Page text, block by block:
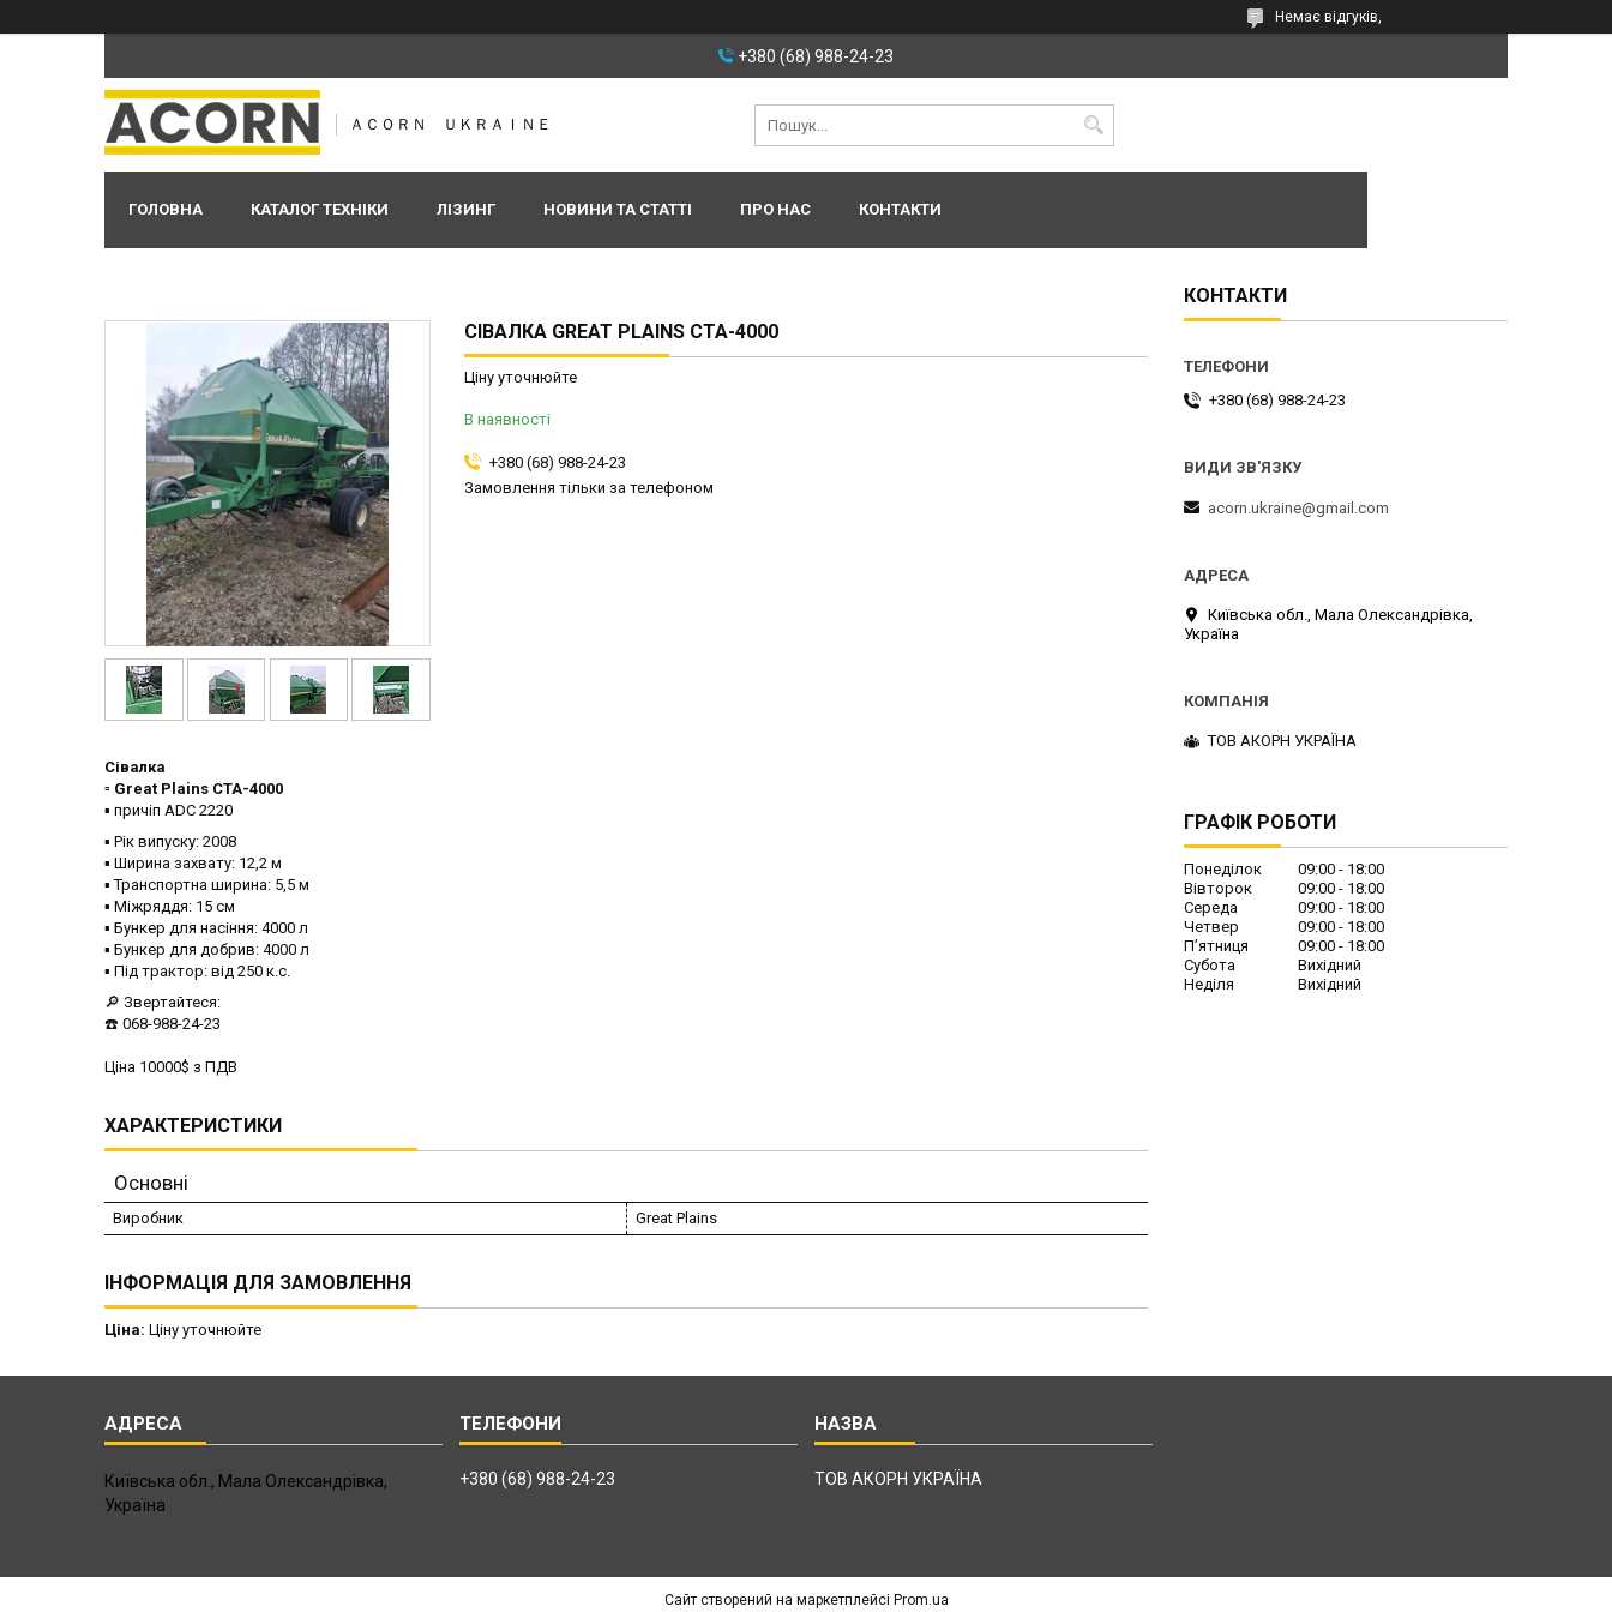
Немає відгуків,
+380 (68) 988-24-23
ＡＣＯＲＮ ＵＫＲＡＩＮＥ
ГОЛОВНА КАТАЛОГ ТЕХНІКИ ЛІЗИНГ НОВИНИ ТА СТАТТІ ПРО НАС КОНТАКТИ
СІВАЛКА GREAT PLAINS CTA-4000
Ціну уточнюйте
В наявності
+380 (68) 988-24-23
Замовлення тільки за телефоном
Сівалка
▫️ Great Plains CTA-4000
▪️ причіп ADC 2220
▪️ Рік випуску: 2008
▪️ Ширина захвату: 12,2 м
▪️ Транспортна ширина: 5,5 м
▪️ Міжряддя: 15 см
▪️ Бункер для насіння: 4000 л
▪️ Бункер для добрив: 4000 л
▪️ Під трактор: від 250 к.с.
🔎 Звертайтеся:
☎️ 068-988-24-23
Ціна 10000$ з ПДВ
ХАРАКТЕРИСТИКИ
Основні
Виробник Great Plains
ІНФОРМАЦІЯ ДЛЯ ЗАМОВЛЕННЯ
Ціна: Ціну уточнюйте
КОНТАКТИ
+380 (68) 988-24-23
acorn.ukraine@gmail.com
Київська обл., Мала Олександрівка,
Україна
ТОВ АКОРН УКРАЇНА
ГРАФІК РОБОТИ
Понеділок 09:00
18:00
Вівторок
09:00
18:00
Середа
09:00
18:00
Четвер
09:00
18:00
Пʼятниця
09:00
18:00
Субота
Вихідний
Неділя
Вихідний
Київська обл., Мала Олександрівка,
Україна
+380 (68) 988-24-23 ТОВ АКОРН УКРАЇНА
Сайт створений на маркетплейсі Prom.ua